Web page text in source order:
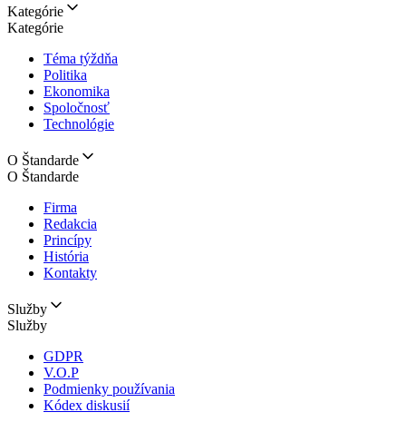
Kategórie
Kategórie
Téma týždňa
Politika
Ekonomika
Spoločnosť
Technológie
O Štandarde
O Štandarde
Firma
Redakcia
Princípy
História
Kontakty
Služby
Služby
GDPR
V.O.P
Podmienky používania
Kódex diskusií